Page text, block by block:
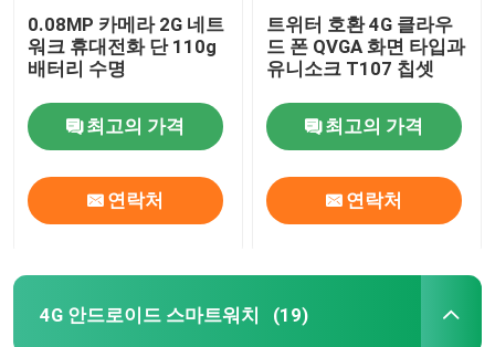
0.08MP 카메라 2G 네트
워크 휴대전화 단 110g
배터리 수명
최고의 가격
연락처
트위터 호환 4G 클라우
드 폰 QVGA 화면 타입과
유니소크 T107 칩셋
최고의 가격
연락처
4G 안드로이드 스마트워치 (19)